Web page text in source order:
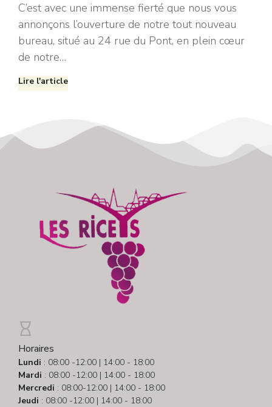
C’est avec une immense fierté que nous vous
annonçons l’ouverture de notre tout nouveau
bureau, situé au 24 rue du Pont, en plein cœur
de notre…
Lire l'article
Horaires
Lundi : 08:00 -12:00 | 14:00 - 18:00
Mardi : 08:00 -12:00 | 14:00 - 18:00
Mercredi : 08:00-12:00 | 14:00 - 18:00
Jeudi : 08:00 -12:00 | 14:00 - 18:00